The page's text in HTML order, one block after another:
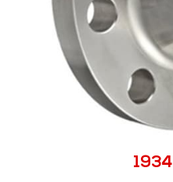
1934